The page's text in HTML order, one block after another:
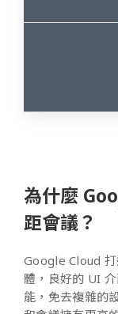
為什麼
距會議？
Google Cloud
體，良好的 UI
能，免去複雜的